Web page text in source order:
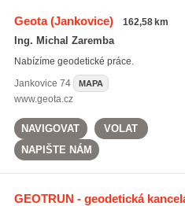
Geota(Jankovice) 162,58 km
Ing. Michal Zaremba
Nabízíme geodetické práce.
Jankovice 74 MAPA
www.geota.cz
NAVIGOVAT
VOLAT
NAPIŠTE NÁM
GEOTRUN - geodetická